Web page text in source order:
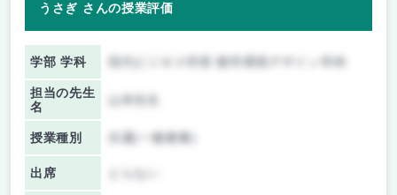
うさぎ さんの授業評価
学部 学科
担当の先生
名
授業種別 共通(一般教養)
出席